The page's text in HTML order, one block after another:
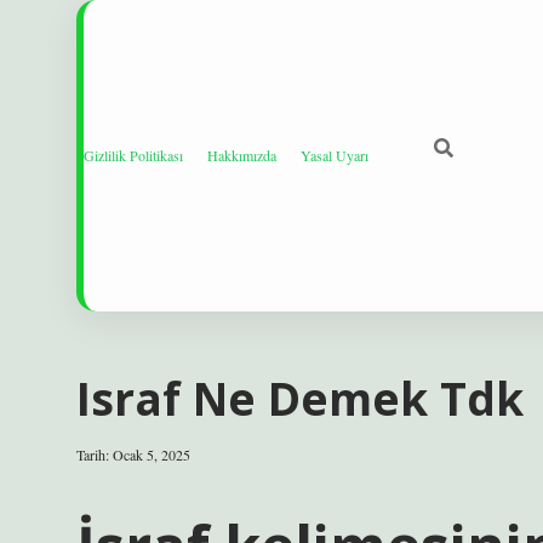
Gizlilik Politikası Hakkımızda Yasal Uyarı
Israf Ne Demek Tdk
Tarih: Ocak 5, 2025